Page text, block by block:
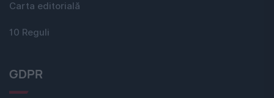
Carta editorială
10 Reguli
GDPR